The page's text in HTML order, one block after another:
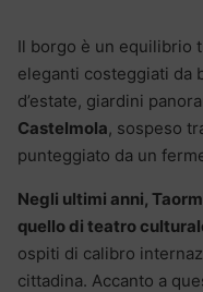
Il borgo è un equilibrio
eleganti costeggiati da
d’estate, giardini
Castelmola, sospeso
punteggiato da un
Negli ultimi anni,
quello di teatro
ospiti di calibro
cittadina. Accanto a